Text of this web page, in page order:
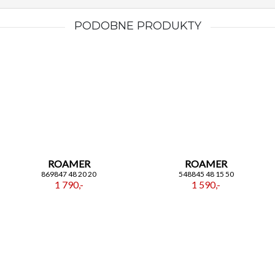
PODOBNE PRODUKTY
ROAMER
869847 48 20 20
1 790,-
ROAMER
548845 48 15 50
1 590,-